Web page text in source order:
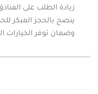
زيادة الطلب على
ينصح بالحجز المبكر
وضمان توفر الخيارات